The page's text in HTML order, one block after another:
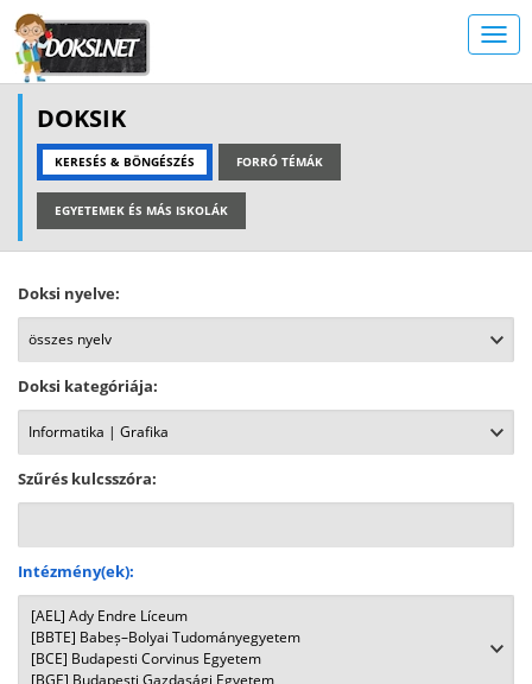
DOKSIK
KERESÉS & BÖNGÉSZÉS FORRÓ TÉMÁK
EGYETEMEK ÉS MÁS ISKOLÁK
Doksi nyelve:
Doksi kategóriája:
Szűrés kulcsszóra:
Intézmény(ek):